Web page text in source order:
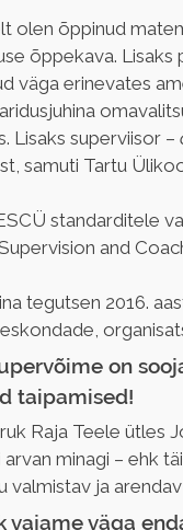
olen õppinud
õppekava.
väga erinevates
Lisaks superviisor –
samuti Tartu
standarditele
and
tegutsen 2016.
on
taipamised!
Raja Teele ütles
minagi – ehk
valmistav ja
vajame väga